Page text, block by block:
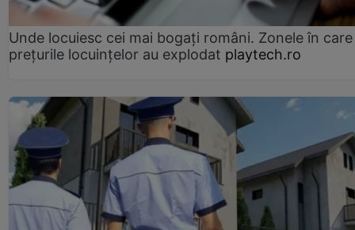
Unde locuiesc cei mai bogați români. Zonele în care
prețurile locuințelor au explodat playtech.ro